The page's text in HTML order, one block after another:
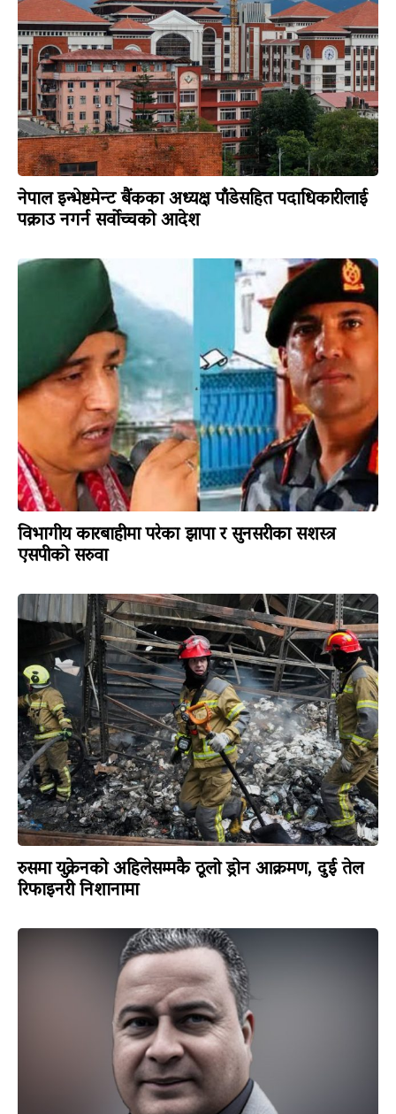
नेपाल इन्भेष्टमेन्ट बैंकका अध्यक्ष पाँडेसहित पदाधिकारीलाई
पक्राउ नगर्न सर्वोच्चको आदेश
विभागीय कारबाहीमा परेका झापा र सुनसरीका सशस्त्र
एसपीको सरुवा
रुसमा युक्रेनको अहिलेसम्मकै ठूलो ड्रोन आक्रमण, दुई तेल
रिफाइनरी निशानामा